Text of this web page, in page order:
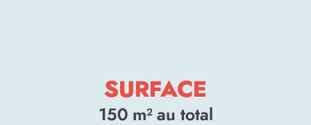
SURFACE
150m² au total